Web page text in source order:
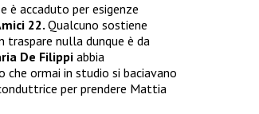
è accaduto per esigenze
22. Qualcuno sostiene
traspare nulla dunque è da
De Filippi abbia
che ormai in studio si baciavano
per prendere Mattia